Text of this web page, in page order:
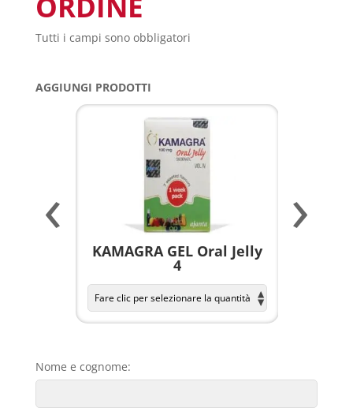
Tutti i campi sono obbligatori
AGGIUNGI PRODOTTI
KAMAGRA GEL Oral Jelly
4
‹ ›
Nome e cognome: